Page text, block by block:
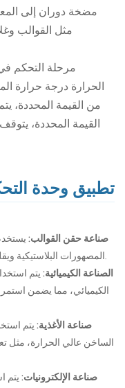
مضخة دوران إلى
مثل القوالب
مرحلة التحكم
الحرارة درجة حرارة
من القيمة المحددة،
القيمة المحددة،
تطبيق وحدة
صناعة حقن القوالب:
المصهورات البلاستيكية ويقلل من عيوب المنتج مثل الانكماش والتشوه.
الصناعة الكيميائية: يتم
الكيميائي، مما يضمن
صناعة الأغذية: يتم
الساخن عالي الحرارة، مثل
صناعة الإلكترونيات: يتم